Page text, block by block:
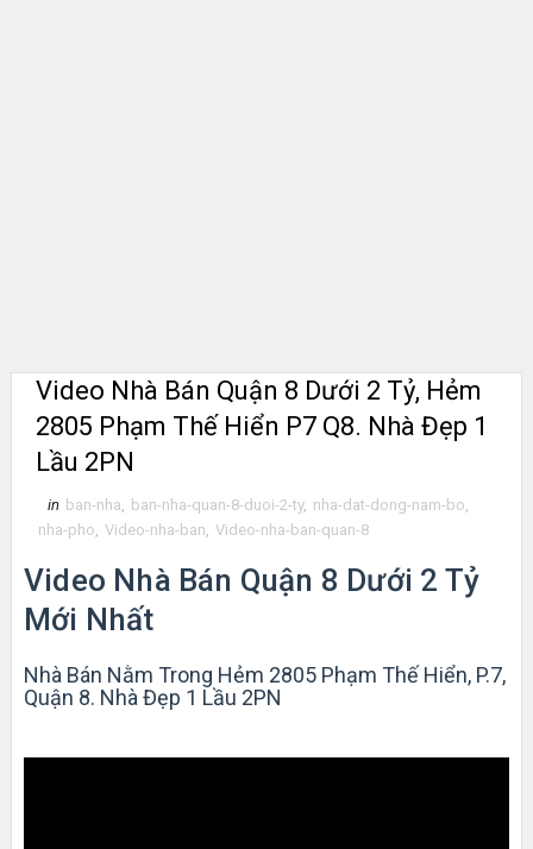
Video Nhà Bán Quận 8 Dưới 2 Tỷ, Hẻm
2805 Phạm Thế Hiển P7 Q8. Nhà Đẹp 1
Lầu 2PN
in ban-nha, ban-nha-quan-8-duoi-2-ty, nha-dat-dong-nam-bo,
nha-pho, Video-nha-ban, Video-nha-ban-quan-8
Video Nhà Bán Quận 8 Dưới 2 Tỷ
Mới Nhất
Nhà Bán Nằm Trong Hẻm 2805 Phạm Thế Hiển, P.7,
Quận 8. Nhà Đẹp 1 Lầu 2PN